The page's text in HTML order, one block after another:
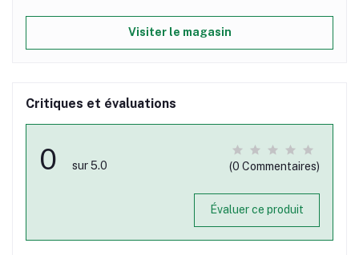
Visiter le magasin
Critiques et évaluations
0 sur 5.0 (0 Commentaires)
Évaluer ce produit